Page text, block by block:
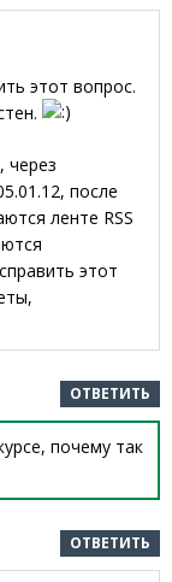
этот вопрос.
через
после
ленте RSS
этот
ОТВЕТИТЬ
почему так
ОТВЕТИТЬ